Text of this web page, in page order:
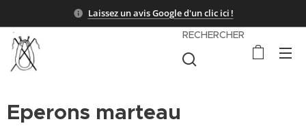
Laissez un avis Google d'un clic ici !
RECHERCHER
Eperons marteau